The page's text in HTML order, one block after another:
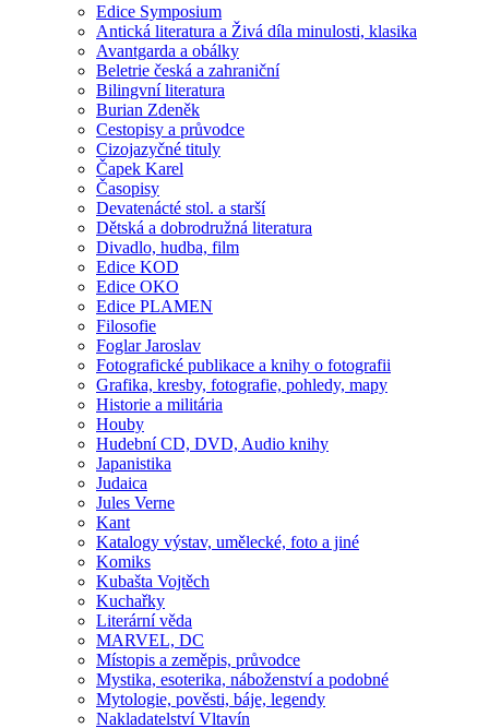
Edice Symposium
Antická literatura a Živá díla minulosti, klasika
Avantgarda a obálky
Beletrie česká a zahraniční
Bilingvní literatura
Burian Zdeněk
Cestopisy a průvodce
Cizojazyčné tituly
Čapek Karel
Časopisy
Devatenácté stol. a starší
Dětská a dobrodružná literatura
Divadlo, hudba, film
Edice KOD
Edice OKO
Edice PLAMEN
Filosofie
Foglar Jaroslav
Fotografické publikace a knihy o fotografii
Grafika, kresby, fotografie, pohledy, mapy
Historie a militária
Houby
Hudební CD, DVD, Audio knihy
Japanistika
Judaica
Jules Verne
Kant
Katalogy výstav, umělecké, foto a jiné
Komiks
Kubašta Vojtěch
Kuchařky
Literární věda
MARVEL, DC
Místopis a zeměpis, průvodce
Mystika, esoterika, náboženství a podobné
Mytologie, pověsti, báje, legendy
Nakladatelství Vltavín